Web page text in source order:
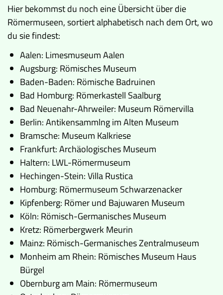
Hier bekommst du noch eine Übersicht über die
Römermuseen, sortiert alphabetisch nach dem Ort, wo
du sie findest:
Aalen: Limesmuseum Aalen
Augsburg: Römisches Museum
Baden-Baden: Römische Badruinen
Bad Homburg: Römerkastell Saalburg
Bad Neuenahr-Ahrweiler: Museum Römervilla
Berlin: Antikensammlng im Alten Museum
Bramsche: Museum Kalkriese
Frankfurt: Archäologisches Museum
Haltern: LWL-Römermuseum
Hechingen-Stein: Villa Rustica
Homburg: Römermuseum Schwarzenacker
Kipfenberg: Römer und Bajuwaren Museum
Köln: Römisch-Germanisches Museum
Kretz: Römerbergwerk Meurin
Mainz: Römisch-Germanisches Zentralmuseum
Monheim am Rhein: Römisches Museum Haus
Bürgel
Obernburg am Main: Römermuseum